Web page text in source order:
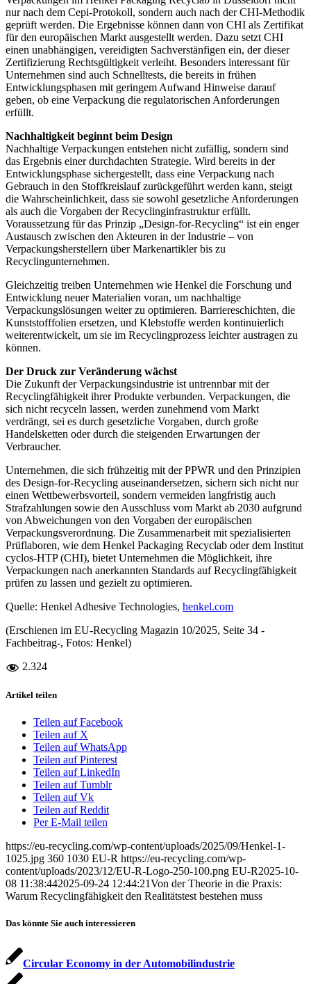
nur nach dem Cepi-Protokoll, sondern auch nach der CHI-Methodik
geprüft werden. Die Ergebnisse können dann von CHI als Zertifikat
für den europäischen Markt ausgestellt werden. Dazu setzt CHI
einen unabhängigen, vereidigten Sachverstänfigen ein, der dieser
Zertifizierung Rechtsgültigkeit verleiht. Besonders interessant für
Unternehmen sind auch Schnelltests, die bereits in frühen
Entwicklungsphasen mit geringem Aufwand Hinweise darauf
geben, ob eine Verpackung die regulatorischen Anforderungen
erfüllt.
Nachhaltigkeit beginnt beim Design
Nachhaltige Verpackungen entstehen nicht zufällig, sondern sind
das Ergebnis einer durchdachten Strategie. Wird bereits in der
Entwicklungsphase sichergestellt, dass eine Verpackung nach
Gebrauch in den Stoffkreislauf zurückgeführt werden kann, steigt
die Wahrscheinlichkeit, dass sie sowohl gesetzliche Anforderungen
als auch die Vorgaben der Recyclinginfrastruktur erfüllt.
Voraussetzung für das Prinzip „Design-for-Recycling“ ist ein enger
Austausch zwischen den Akteuren in der Industrie – von
Verpackungsherstellern über Markenartikler bis zu
Recyclingunternehmen.
Gleichzeitig treiben Unternehmen wie Henkel die Forschung und
Entwicklung neuer Materialien voran, um nachhaltige
Verpackungslösungen weiter zu optimieren. Barriereschichten, die
Kunststofffolien ersetzen, und Klebstoffe werden kontinuierlich
weiterentwickelt, um sie im Recyclingprozess leichter austragen zu
können.
Der Druck zur Veränderung wächst
Die Zukunft der Verpackungsindustrie ist untrennbar mit der
Recyclingfähigkeit ihrer Produkte verbunden. Verpackungen, die
sich nicht recyceln lassen, werden zunehmend vom Markt
verdrängt, sei es durch gesetzliche Vorgaben, durch große
Handelsketten oder durch die steigenden Erwartungen der
Verbraucher.
Unternehmen, die sich frühzeitig mit der PPWR und den Prinzipien
des Design-for-Recycling auseinandersetzen, sichern sich nicht nur
einen Wettbewerbsvorteil, sondern vermeiden langfristig auch
Strafzahlungen sowie den Ausschluss vom Markt ab 2030 aufgrund
von Abweichungen von den Vorgaben der europäischen
Verpackungsverordnung. Die Zusammenarbeit mit spezialisierten
Prüflaboren, wie dem Henkel Packaging Recyclab oder dem Institut
cyclos-HTP (CHI), bietet Unternehmen die Möglichkeit, ihre
Verpackungen nach anerkannten Standards auf Recyclingfähigkeit
prüfen zu lassen und gezielt zu optimieren.
Quelle: Henkel Adhesive Technologies, henkel.com
(Erschienen im EU-Recycling Magazin 10/2025, Seite 34 -
Fachbeitrag-, Fotos: Henkel)
2.324
Artikel teilen
Teilen auf Facebook
Teilen auf X
Teilen auf WhatsApp
Teilen auf Pinterest
Teilen auf LinkedIn
Teilen auf Tumblr
Teilen auf Vk
Teilen auf Reddit
Per E-Mail teilen
https://eu-recycling.com/wp-content/uploads/2025/09/Henkel-1-
1025.jpg 360 1030 EU-R https://eu-recycling.com/wp-
content/uploads/2023/12/EU-R-Logo-250-100.png EU-R2025-10-
08 11:38:442025-09-24 12:44:21Von der Theorie in die Praxis:
Warum Recyclingfähigkeit den Realitätstest bestehen muss
Das könnte Sie auch interessieren
Circular Economy in der Automobilindustrie